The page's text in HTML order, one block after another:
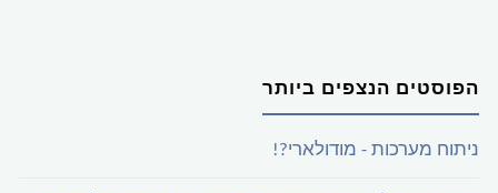
הפוסטים הנצפים ביותר
ניתוח מערכות - מודולארי?!